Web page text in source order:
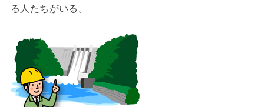
る人たちがいる。